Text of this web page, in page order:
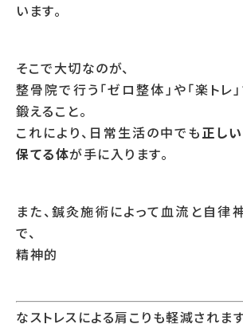
います。
そこで大切なのが、
整骨院で行う「ゼロ整体」や「楽トレ
鍛えること。
これにより、日常生活の中でも正し
保てる体が手に入ります。
また、鍼灸施術によって血流と自律
で、
精神的
なストレスによる肩こりも軽減されます